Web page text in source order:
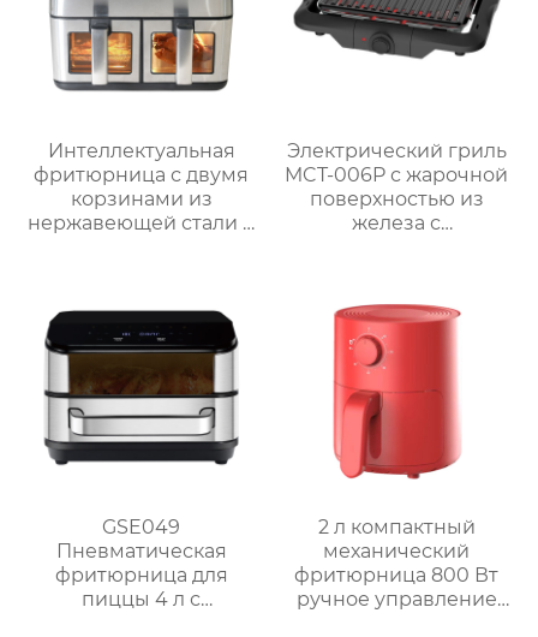
Интеллектуальная
фритюрница с двумя
корзинами из
нержавеющей стали и
Электрический гриль
MCT-006P с жарочной
поверхностью из
железа с
GSE049
Пневматическая
фритюрница для
пиццы 4 л с
2 л компактный
механический
фритюрница 800 Вт
ручное управление